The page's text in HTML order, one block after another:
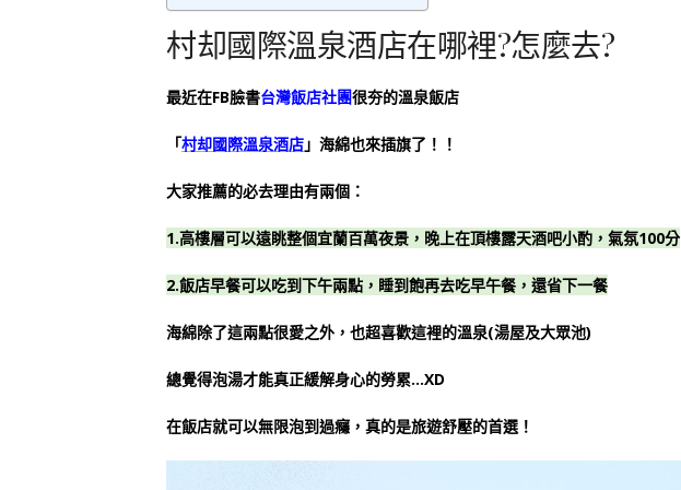
村却國際溫泉酒店在哪裡?怎麼去?
最近在FB臉書台灣飯店社團很夯的溫泉飯店
「村却國際溫泉酒店」海綿也來插旗了！！
大家推薦的必去理由有兩個：
1.高樓層可以遠眺整個宜蘭百萬夜景，晚上在頂樓露天酒吧小酌，氣氛100分
2.飯店早餐可以吃到下午兩點，睡到飽再去吃早午餐，還省下一餐
海綿除了這兩點很愛之外，也超喜歡這裡的溫泉(湯屋及大眾池)
總覺得泡湯才能真正緩解身心的勞累…XD
在飯店就可以無限泡到過癮，真的是旅遊舒壓的首選！